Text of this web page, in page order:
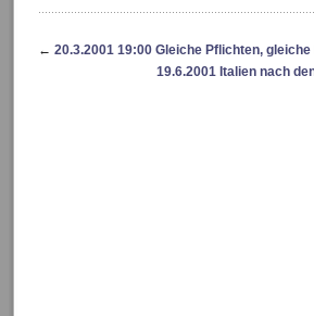
← 20.3.2001 19:00 Gleiche Pflichten,
19.6.2001 Italien nach